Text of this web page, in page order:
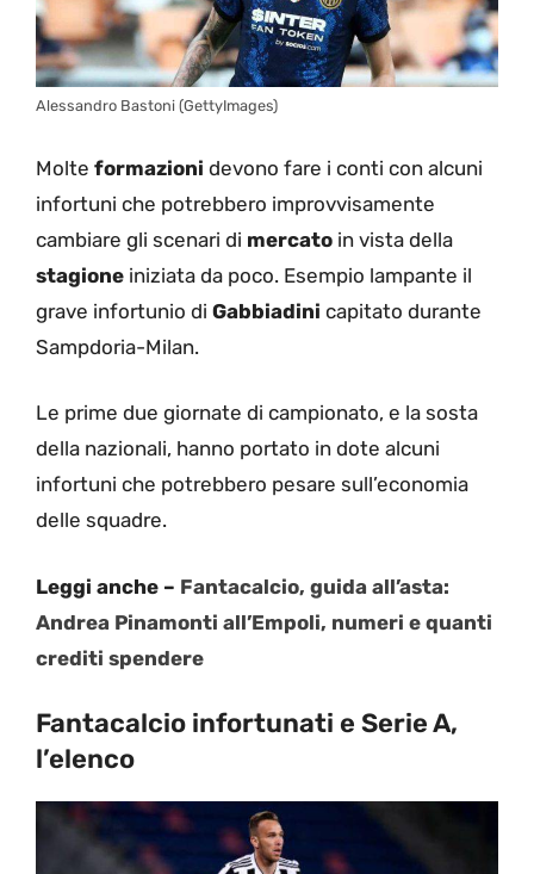
Alessandro Bastoni (GettyImages)
Molte formazioni devono fare i conti con alcuni
infortuni che potrebbero improvvisamente
cambiare gli scenari di mercato in vista della
stagione iniziata da poco. Esempio lampante il
grave infortunio di Gabbiadini capitato durante
Sampdoria-Milan.
Le prime due giornate di campionato, e la sosta
della nazionali, hanno portato in dote alcuni
infortuni che potrebbero pesare sull’economia
delle squadre.
Leggi anche – Fantacalcio, guida all’asta:
Andrea Pinamonti all’Empoli, numeri e quanti
crediti spendere
Fantacalcio infortunati e Serie A,
l’elenco